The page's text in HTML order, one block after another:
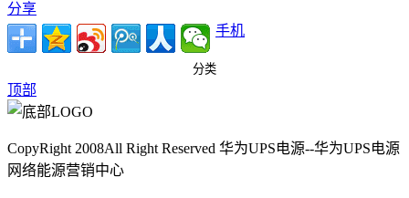
分享
手机
分类
顶部
CopyRight 2008All Right Reserved 华为UPS电源--华为UPS电源
网络能源营销中心